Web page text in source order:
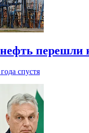
перешли
спустя